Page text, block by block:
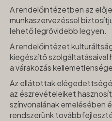
A rendelőintézetben az
munkaszervezéssel
lehető legrövidebb legyen.
A rendelőintézet
kiegészítő szolgáltatásaival
a várakozás
Az ellátottak
az észrevételeiket
színvonalának emelésében
rendszerünk